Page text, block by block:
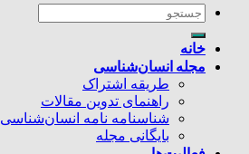
خانه
مجله انسان‌شناسی
طریقه اشتراک
راهنمای تدوین مقالات
شناسنامه نامه انسان‌شناسی
بایگانی مجله